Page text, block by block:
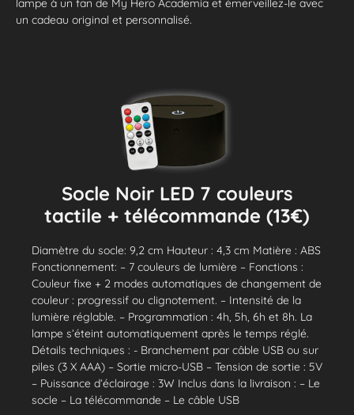
un cadeau original et personnalisé.
Socle Noir LED 7 couleurs
tactile + télécommande (13€)
Diamètre du socle: 9,2 cm Hauteur : 4,3 cm Matière : ABS
Fonctionnement: – 7 couleurs de lumière – Fonctions :
Couleur fixe + 2 modes automatiques de changement de
couleur : progressif ou clignotement. – Intensité de la
lumière réglable. – Programmation : 4h, 5h, 6h et 8h. La
lampe s’éteint automatiquement après le temps réglé.
Détails techniques : - Branchement par câble USB ou sur
piles (3 X AAA) – Sortie micro-USB – Tension de sortie : 5V
– Puissance d’éclairage : 3W Inclus dans la livraison : – Le
socle – La télécommande – Le câble USB